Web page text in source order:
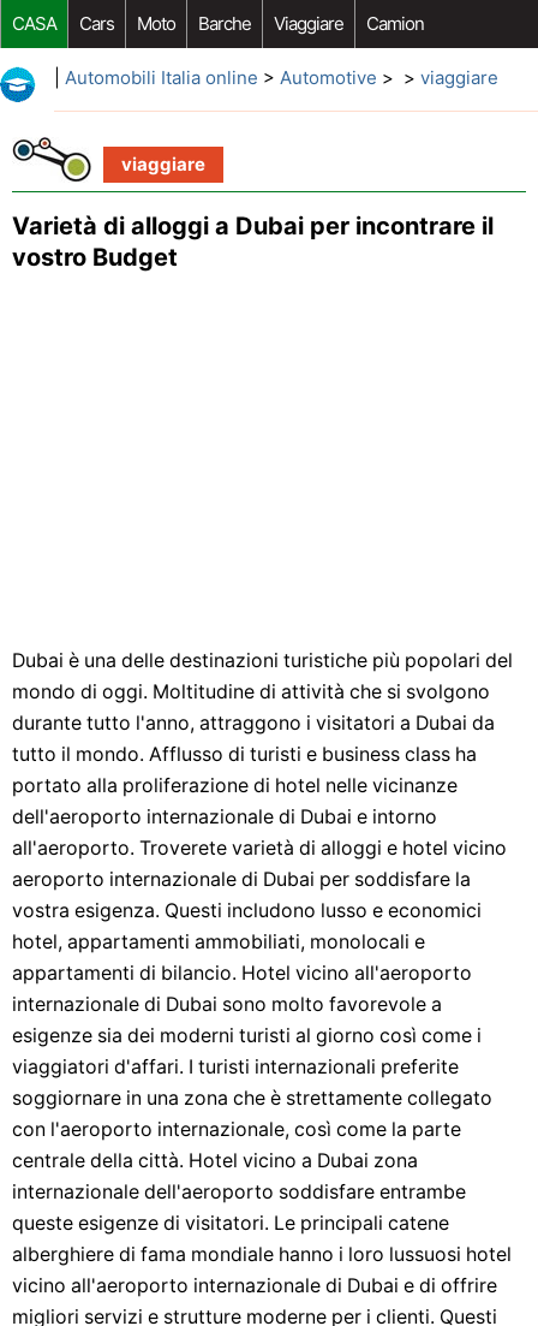
CASA Cars Moto Barche Viaggiare Camion
Riparazione Auto Acquisto Auto Car Opzioni Aftermarket
Automobili Italia online > Automotive > > viaggiare
viaggiare
Varietà di alloggi a Dubai per incontrare il
vostro Budget
Dubai è una delle destinazioni turistiche più popolari del
mondo di oggi. Moltitudine di attività che si svolgono
durante tutto l'anno, attraggono i visitatori a Dubai da
tutto il mondo. Afflusso di turisti e business class ha
portato alla proliferazione di hotel nelle vicinanze
dell'aeroporto internazionale di Dubai e intorno
all'aeroporto. Troverete varietà di alloggi e hotel vicino
aeroporto internazionale di Dubai per soddisfare la
vostra esigenza. Questi includono lusso e economici
hotel, appartamenti ammobiliati, monolocali e
appartamenti di bilancio. Hotel vicino all'aeroporto
internazionale di Dubai sono molto favorevole a
esigenze sia dei moderni turisti al giorno così come i
viaggiatori d'affari. I turisti internazionali preferite
soggiornare in una zona che è strettamente collegato
con l'aeroporto internazionale, così come la parte
centrale della città. Hotel vicino a Dubai zona
internazionale dell'aeroporto soddisfare entrambe
queste esigenze di visitatori. Le principali catene
alberghiere di fama mondiale hanno i loro lussuosi hotel
vicino all'aeroporto internazionale di Dubai e di offrire
migliori servizi e strutture moderne per i clienti. Questi